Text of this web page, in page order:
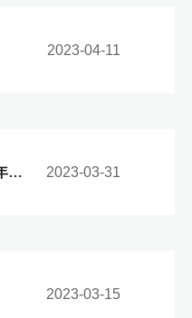
2023-04-11
10名辅导员获评“辅导员年度人物”荣誉称号 2023-03-31
2023-03-15